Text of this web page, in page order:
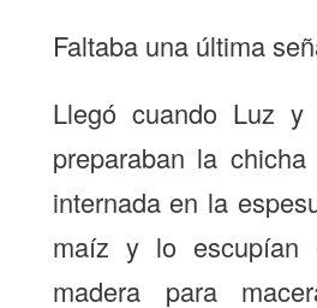
Faltaba una última
Llegó cuando Luz y
preparaban la
internada en la
maíz y lo escupían
madera para